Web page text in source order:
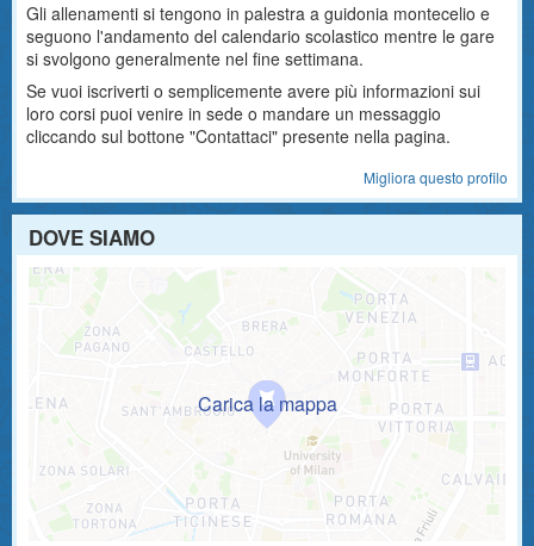
Gli allenamenti si tengono in palestra a guidonia montecelio e
seguono l'andamento del calendario scolastico mentre le gare
si svolgono generalmente nel fine settimana.
Se vuoi iscriverti o semplicemente avere più informazioni sui
loro corsi puoi venire in sede o mandare un messaggio
cliccando sul bottone "Contattaci" presente nella pagina.
Migliora questo profilo
DOVE SIAMO